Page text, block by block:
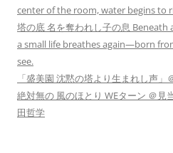
center of the room, water begins to
塔の底 名を奪われし子の息
a small life breathes again—born
see.
「盛美園 沈黙の塔より生まれし声
絶対無の 風のほとり WEターン ＠見
田哲学